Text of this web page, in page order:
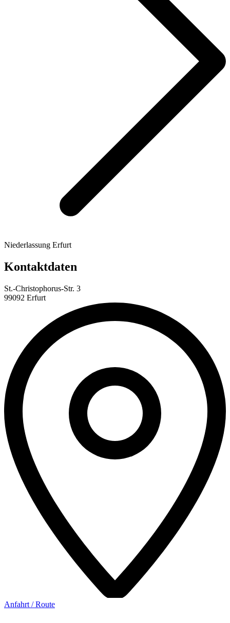
Niederlassung Erfurt
Kontaktdaten
St.-Christophorus-Str. 3
99092 Erfurt
Anfahrt / Route